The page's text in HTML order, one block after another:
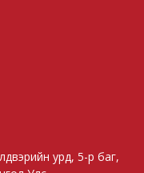
урд, 5-р баг,